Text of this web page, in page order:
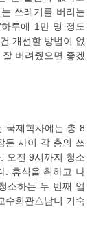
쓰레기를 버리는
루에 1만 명 정도
개선할 방법이 없
버려줬으면 좋겠
국제학사에는 총 8
든 사이 각 층의 쓰
오전 9시까지 청소
. 휴식을 취하고 나
소하는 두 번째 업
수회관△남녀 기숙